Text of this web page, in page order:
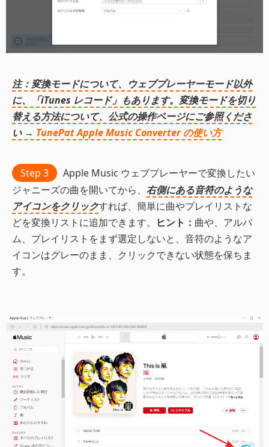
注：変換モードについて、ウェブプレーヤーモード以外
に、「iTunes レコード」もあります。変換モードを切り
替える方法について、公式の操作ページにご参照くださ
い → TunePat Apple Music Converter の使い方
Step 3
Apple Music ウェブプレーヤーで変換したい
ジャニーズの曲を開いてから、 右側にある音符のような
アイコンをクリックすれば、簡単に曲やプレイリストな
どを変換リストに追加できます。
ヒント： 曲や、アルバ
ム、プレイリストをまず選定しないと、音符のようなア
イコンはグレーのまま、クリックできない状態を保ちま
す。